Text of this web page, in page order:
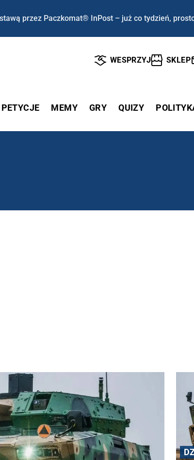
przez Paczkomat® InPost – już co tydzień,
WESPRZYJ SKLEP
PETYCJE MEMY GRY QUIZY